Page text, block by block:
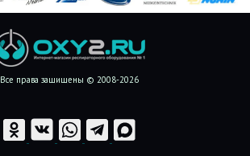
Все права защищены © 2008-2026